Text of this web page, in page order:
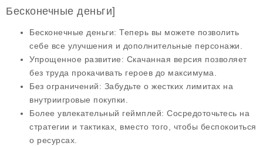
Бесконечные деньги]
Бесконечные деньги: Теперь вы можете позволить
себе все улучшения и дополнительные персонажи.
Упрощенное развитие: Скачанная версия позволяет
без труда прокачивать героев до максимума.
Без ограничений: Забудьте о жестких лимитах на
внутриигровые покупки.
Более увлекательный геймплей: Сосредоточьтесь на
стратегии и тактиках, вместо того, чтобы беспокоиться
о ресурсах.